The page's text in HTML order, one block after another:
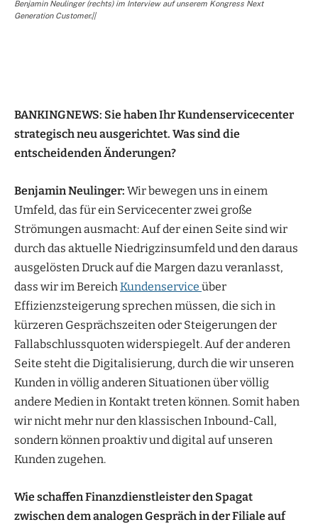
Benjamin Neulinger (rechts) im Interview auf unserem Kongress Next
Generation Customer.||
BANKINGNEWS: Sie haben Ihr Kundenservicecenter
strategisch neu ausgerichtet. Was sind die
entscheidenden Änderungen?
Benjamin Neulinger: Wir bewegen uns in einem
Umfeld, das für ein Servicecenter zwei große
Strömungen ausmacht: Auf der einen Seite sind wir
durch das aktuelle Niedrigzinsumfeld und den daraus
ausgelösten Druck auf die Margen dazu veranlasst,
dass wir im BereichKundenservice über
Effizienzsteigerung sprechen müssen, die sich in
kürzeren Gesprächszeiten oder Steigerungen der
Fallabschlussquoten widerspiegelt. Auf der anderen
Seite steht die Digitalisierung, durch die wir unseren
Kunden in völlig anderen Situationen über völlig
andere Medien in Kontakt treten können. Somit haben
wir nicht mehr nur den klassischen Inbound-Call,
sondern können proaktiv und digital auf unseren
Kunden zugehen.
Wie schaffen Finanzdienstleister den Spagat
zwischen dem analogen Gespräch in der Filiale auf